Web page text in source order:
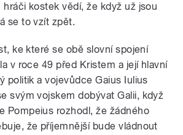
kostek vědí, že když už jsou
se to vzít zpět.
ke které se obě slovní spojení
v roce 49 před Kristem a její hlavní
politik a vojevůdce Gaius Iulius
svým vojskem dobývat Galii, když
Pompeius rozhodl, že žádného
že příjemnější bude vládnout